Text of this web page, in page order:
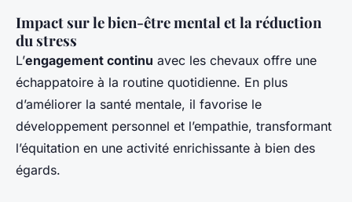
Impact sur le bien-être mental et la réduction
du stress
L’engagement continu avec les chevaux offre une
échappatoire à la routine quotidienne. En plus
d’améliorer la santé mentale, il favorise le
développement personnel et l’empathie, transformant
l’équitation en une activité enrichissante à bien des
égards.